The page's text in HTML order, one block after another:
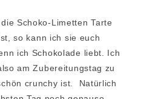
Schoko-Limetten Tarte
so kann ich sie euch
ich Schokolade liebt. Ich
am Zubereitungstag zu
crunchy ist. Natürlich